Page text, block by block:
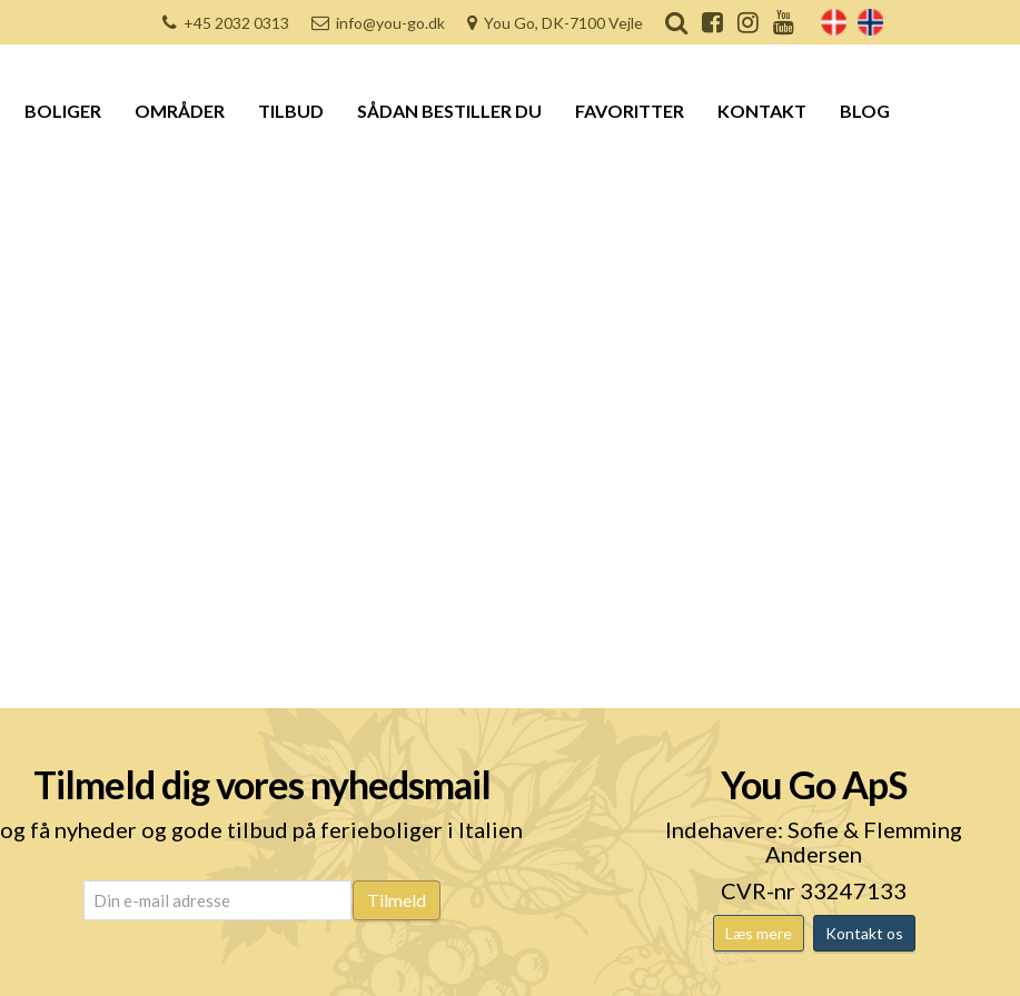
+45 2032 0313 info@you-go.dk You Go, DK-7100 Vejle
BOLIGER OMRÅDER TILBUD SÅDAN BESTILLER DU FAVORITTER KONTAKT BLOG
Tilmeld dig vores nyhedsmail
og få nyheder og gode tilbud på ferieboliger i Italien
(Påkrævet)
You Go ApS
Indehavere: Sofie & Flemming
Andersen
CVR-nr 33247133
Læs mere Kontakt os